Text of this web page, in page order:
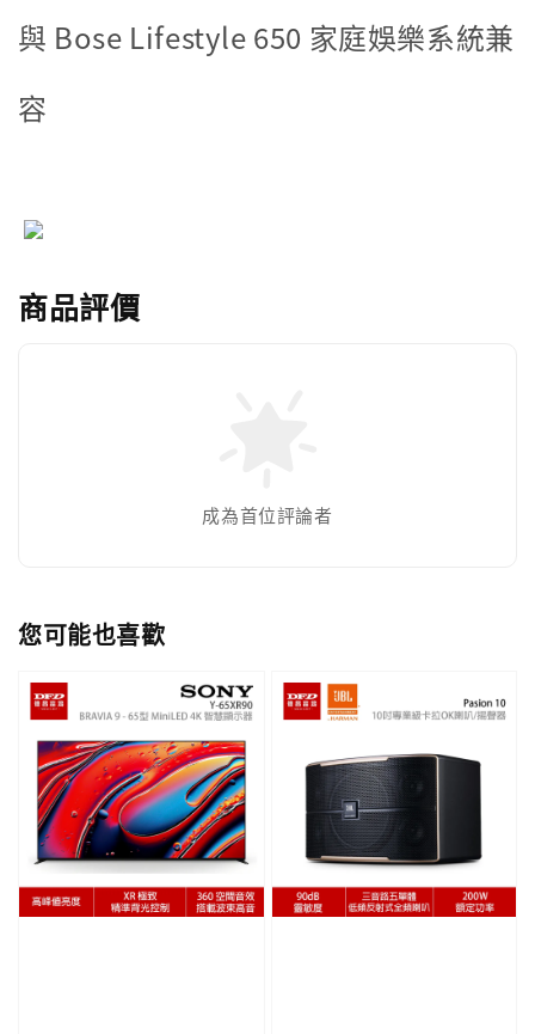
與 Bose Lifestyle 650 家庭娛樂系統兼
容
商品評價
成為首位評論者
您可能也喜歡